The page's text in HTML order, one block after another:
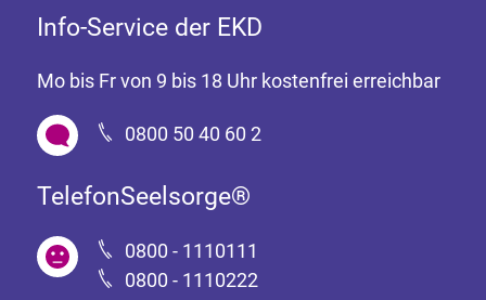
Info-Service der EKD
Mo bis Fr von 9 bis 18 Uhr kostenfrei erreichbar
0800 50 40 60 2
TelefonSeelsorge®
0800 - 1110111
0800 - 1110222